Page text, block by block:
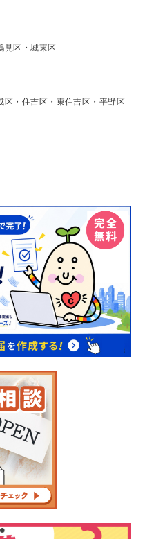
見区・城東区
区・住吉区・東住吉区・平野区